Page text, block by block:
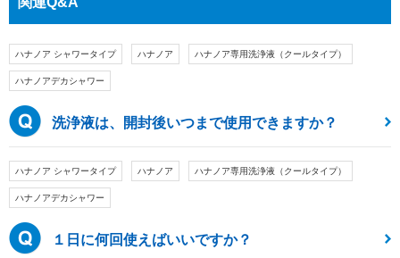
ハナノア シャワータイプ ハナノア ハナノア専用洗浄液（クールタイプ）
ハナノアデカシャワー
洗浄液は、開封後いつまで使用できますか？
ハナノア シャワータイプ ハナノア ハナノア専用洗浄液（クールタイプ）
ハナノアデカシャワー
１日に何回使えばいいですか？